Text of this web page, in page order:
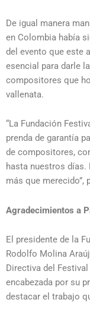
De igual manera
en Colombia había
del evento que este
esencial para darle
compositores que
vallenata.
“La Fundación
prenda de garantía
de compositores,
hasta nuestros
más que merecido”,
Agradecimientos a
El presidente de la
Rodolfo Molina
Directiva del
encabezada por su
destacar el trabajo